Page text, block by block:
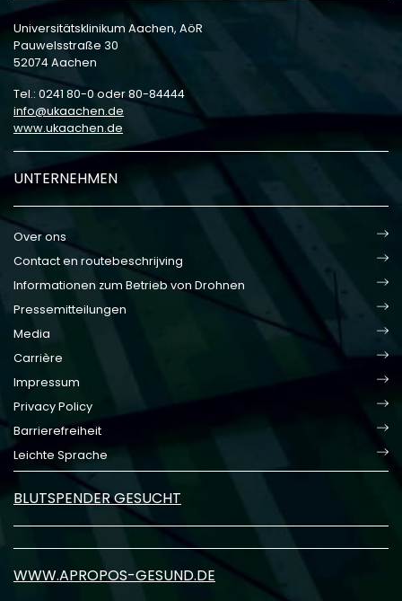
Universitätsklinikum Aachen, AöR
Pauwelsstraße 30
52074 Aachen
Tel.: 0241 80-0 oder 80-84444
info
ukaachen de
www.ukaachen.de
UNTERNEHMEN
Over ons
Contact en routebeschrijving
Informationen zum Betrieb von Drohnen
Pressemitteilungen
Media
Carrière
Impressum
Privacy Policy
Barrierefreiheit
Leichte Sprache
BLUTSPENDER GESUCHT
WWW.APROPOS-GESUND.DE